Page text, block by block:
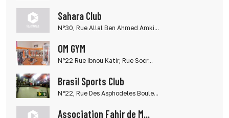
Sahara Club
N°30, Rue Allal Ben Ahmed Amki...
OM GYM
N°22 Rue Ibnou Katir, Rue Socr...
Brasil Sports Club
N°22, Rue Des Asphodeles Boule...
Association Fahir de M...